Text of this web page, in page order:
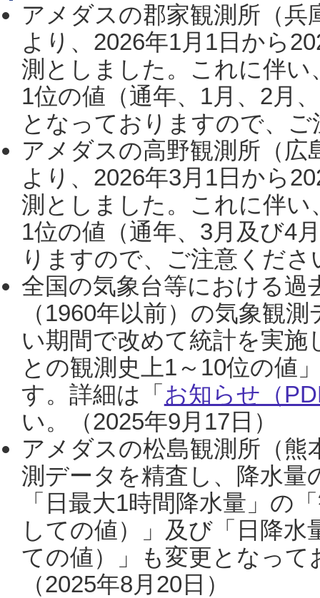
アメダスの郡家観測所（
より、2026年1月1日から
測としました。これに伴い
1位の値（通年、1月、2月
となっておりますので、
アメダスの高野観測所（
より、2026年3月1日から
測としました。これに伴い
1位の値（通年、3月及び4
りますので、ご注意くだ
全国の気象台等における過
（1960年以前）の気象観
い期間で改めて統計を実
との観測史上1～10位の値
す。詳細は「 お知らせ（
い。（2025年9月17日）
アメダスの松島観測所（熊
測データを精査し、降水
「日最大1時間降水量」の
しての値）」及び「日降
ての値）」も変更となっ
（2025年8月20日）